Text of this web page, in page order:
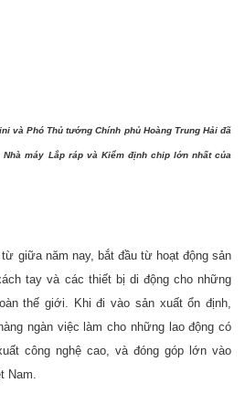
và Phó Thủ tướng Chính phủ Hoàng Trung Hải đã
máy Lắp ráp và Kiểm định chip lớn nhất của
giữa năm nay, bắt đầu từ hoạt động sản
tay và các thiết bị di động cho những
thế giới. Khi đi vào sản xuất ổn định,
ngàn việc làm cho những lao động có
công nghệ cao, và đóng góp lớn vào
Nam.